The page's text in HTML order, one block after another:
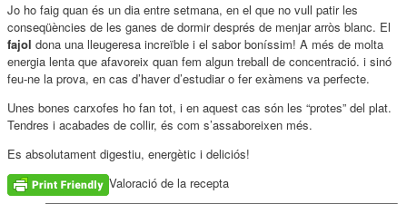
Jo ho faig quan és un dia entre setmana, en el que no vull patir les
conseqüències de les ganes de dormir després de menjar arròs blanc. El
fajol dona una lleugeresa increïble i el sabor boníssim! A més de molta
energia lenta que afavoreix quan fem algun treball de concentració. i sinó
feu-ne la prova, en cas d’haver d’estudiar o fer exàmens va perfecte.
Unes bones carxofes ho fan tot, i en aquest cas són les “protes” del plat.
Tendres i acabades de collir, és com s’assaboreixen més.
Es absolutament digestiu, energètic i deliciós!
Valoració de la recepta